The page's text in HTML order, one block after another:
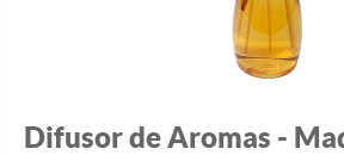
Difusor de Aromas -